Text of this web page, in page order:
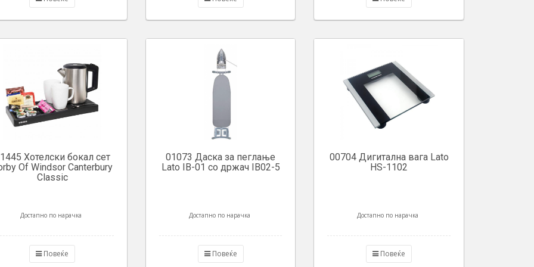
Хотелски бокал сет
Of Windsor Canterbury
Classic
Достапно по нарачка
Повеќе
01073 Даска за пеглање
Lato IB-01 со држач IB02-5
Достапно по нарачка
Повеќе
00704 Дигитална вага Lato
HS-1102
Достапно по нарачка
Повеќе